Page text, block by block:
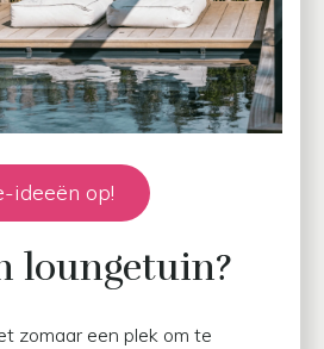
ideeën op!
loungetuin?
zomaar een plek om te